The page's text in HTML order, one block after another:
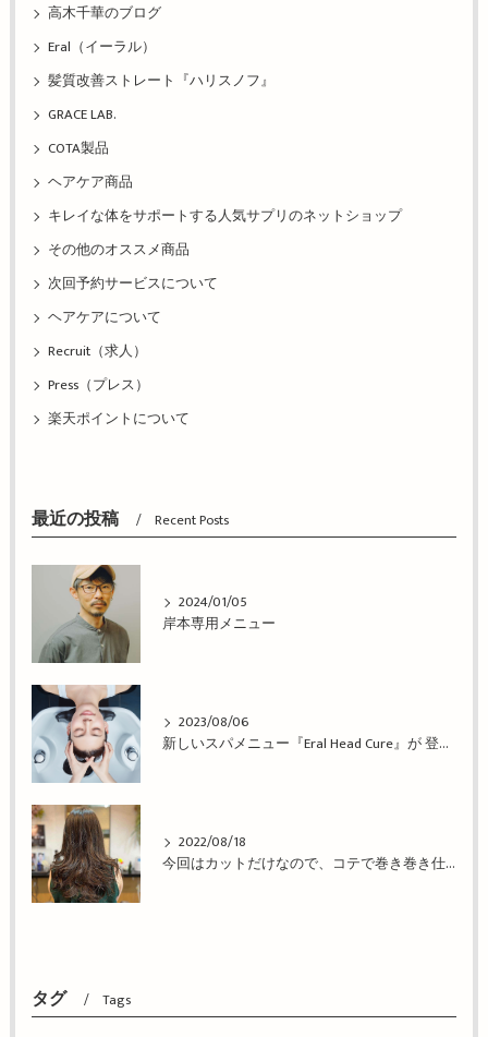
高木千華のブログ
Eral（イーラル）
髪質改善ストレート『ハリスノフ』
GRACE LAB.
COTA製品
ヘアケア商品
キレイな体をサポートする人気サプリのネットショップ
その他のオススメ商品
次回予約サービスについて
ヘアケアについて
Recruit（求人）
Press（プレス）
楽天ポイントについて
最近の投稿 Recent Posts
2024/01/05
岸本専用メニュー
2023/08/06
新しいスパメニュー『Eral Head Cure』が 登場！姫路市の美容院BEREA(ベレア)はお客様のキレイを叶える美容室／ヘアサロン
2022/08/18
今回はカットだけなので、コテで巻き巻き仕上げ！姫路市の美容院BEREA(ベレア)はお客様のキレイを叶える美容室／ヘアサロン
タグ Tags